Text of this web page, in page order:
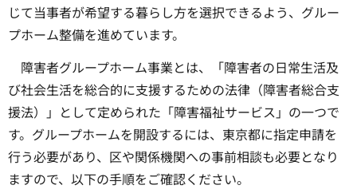
じて当事者が希望する暮らし方を選択できるよう、グルー
プホーム整備を進めています。
障害者グループホーム事業とは、「障害者の日常生活及
び社会生活を総合的に支援するための法律（障害者総合支
援法）」として定められた「障害福祉サービス」の一つで
す。グループホームを開設するには、東京都に指定申請を
行う必要があり、区や関係機関への事前相談も必要となり
ますので、以下の手順をご確認ください。